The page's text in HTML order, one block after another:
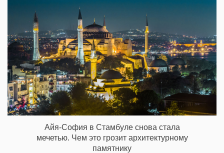
Айя-София в Стамбуле снова стала
мечетью. Чем это грозит архитектурному
памятнику